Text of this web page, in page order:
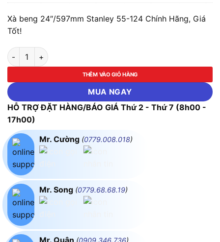
Xà beng 24″/597mm Stanley 55-124 Chính Hãng, Giá
Tốt!
Xà beng 24"/597mm Stanley 55-124 số lượng
THÊM VÀO GIỎ HÀNG
MUA NGAY
HỖ TRỢ ĐẶT HÀNG/BÁO GIÁ Thứ 2 - Thứ 7 (8h00 -
17h00)
Mr. Cường (0779.008.018)
Mr. Song (0779.68.68.19)